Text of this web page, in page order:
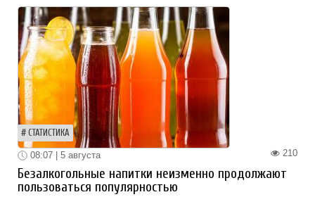
СТАТИСТИКА
210
08:07 | 5 августа
Безалкогольные напитки неизменно продолжают
пользоваться популярностью